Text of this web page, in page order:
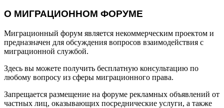
О МИГРАЦИОННОМ ФОРУМЕ
Миграционный форум является некоммерческим проектом и
предназначен для обсуждения вопросов взаимодействия с
миграционной службой.
Здесь вы можете получить бесплатную консультацию по
любому вопросу из сферы миграционного права.
Запрещается размещение на форуме рекламных объявлений от
частных лиц, оказывающих посреднические услуги, а также